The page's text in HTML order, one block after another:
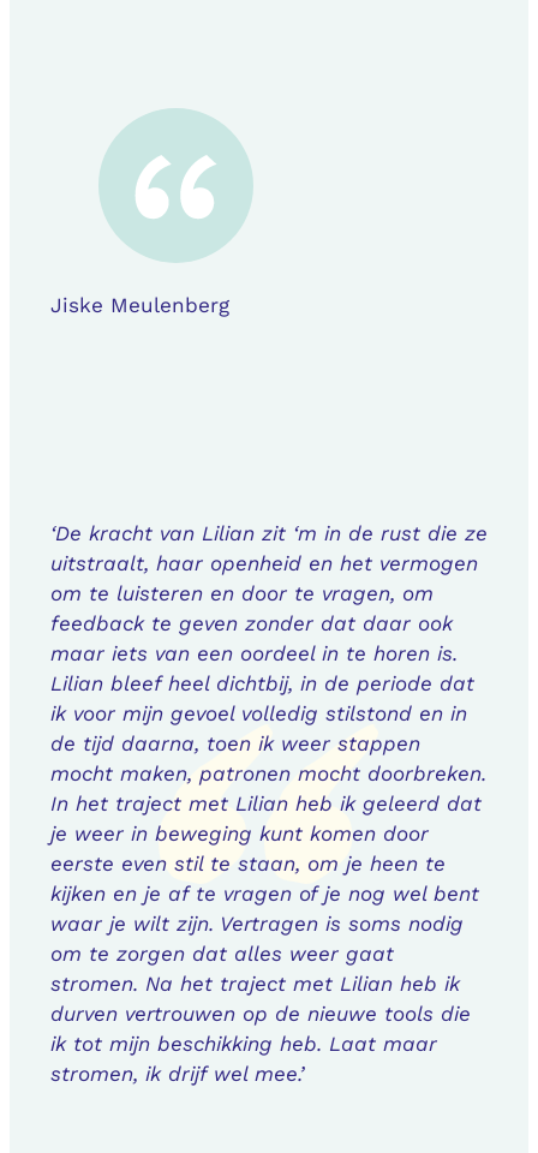
Jiske Meulenberg
‘De kracht van Lilian zit ‘m in de rust die ze
uitstraalt, haar openheid en het vermogen
om te luisteren en door te vragen, om
feedback te geven zonder dat daar ook
maar iets van een oordeel in te horen is.
Lilian bleef heel dichtbij, in de periode dat
ik voor mijn gevoel volledig stilstond en in
de tijd daarna, toen ik weer stappen
mocht maken, patronen mocht doorbreken.
In het traject met Lilian heb ik geleerd dat
je weer in beweging kunt komen door
eerste even stil te staan, om je heen te
kijken en je af te vragen of je nog wel bent
waar je wilt zijn. Vertragen is soms nodig
om te zorgen dat alles weer gaat
stromen. Na het traject met Lilian heb ik
durven vertrouwen op de nieuwe tools die
ik tot mijn beschikking heb. Laat maar
stromen, ik drijf wel mee.’